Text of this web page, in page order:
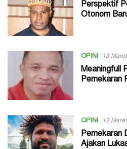
Perspektif
OPINI 13
Meaningfull
Pemekaran
OPINI 12
Pemekaran
Ajakan